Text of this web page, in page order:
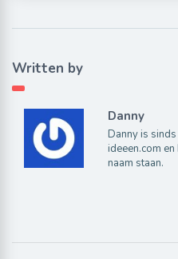
Written by
Danny
Danny is
ideeen.com
naam staan.